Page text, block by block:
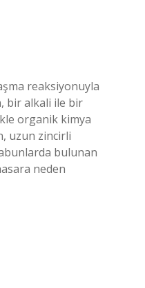
reaksiyonuyla
bir alkali ile bir
organik kimya
uzun zincirli
bulunan
neden